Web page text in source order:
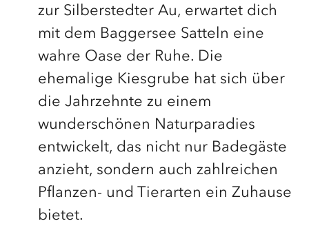
zur Silberstedter Au, erwartet dich
mit dem Baggersee Satteln eine
wahre Oase der Ruhe. Die
ehemalige Kiesgrube hat sich über
die Jahrzehnte zu einem
wunderschönen Naturparadies
entwickelt, das nicht nur Badegäste
anzieht, sondern auch zahlreichen
Pflanzen- und Tierarten ein Zuhause
bietet.